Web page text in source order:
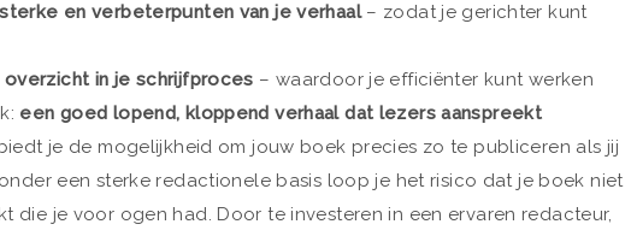
en verbeterpunten van je verhaal– zodat je gerichter kunt
in je schrijfproces – waardoor je efficiënter kunt werken
een goed lopend, kloppend verhaal dat lezers aanspreekt
je de mogelijkheid om jouw boek precies zo te publiceren als jij
een sterke redactionele basis loop je het risico dat je boek niet
die je voor ogen had. Door te investeren in een ervaren redacteur,